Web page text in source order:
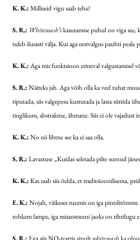
K. K.: Milliseid vigu saab teha?
S. R.: Whitewash’i kasutamise puhul on viga
tuleb ilusasti välja. Kui aga eestvalgus pauhti
K. K.: Aga mis funktsioon erineval valgustamisel
S. R.: Näiteks jah. Aga võib olla ka veel tuhat
riputada, siis valgepesu kustutada ja lasta süttida
tinglikum, abstraktne, ähmane. Siis ei ole vajadust
K. K.: No nii lihtne see ka ei saa olla.
S. R.: Lavastuse „Kuidas seletada pilte surnud
K. K.: Kas saab siis öelda, et traditsioonilisema,
E. K.: Nojah, väikeses ruumis on iga pintslitõmme
rohkem lampe, iga misanstseeni jaoks on tihtilugu
S. R.: Ega siis NO-teatris ainult whitewashka